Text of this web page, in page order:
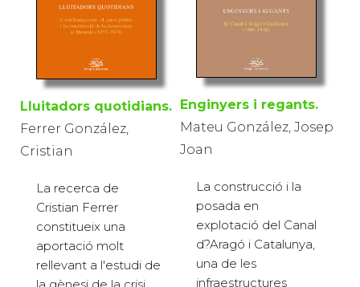
Lluitadors quotidians.
Ferrer González,
Cristian
La recerca de
Cristian Ferrer
constitueix una
aportació molt
rellevant a l'estudi de
Enginyers i regants.
Mateu González, Josep
Joan
La construcció i la
posada en
explotació del Canal
d?Aragó i Catalunya,
una de les
infraestructures